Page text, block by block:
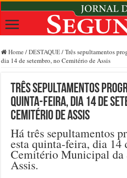
Home /DESTAQUE/Três sepultamentos
dia 14 de setembro, no Cemitério de Assis
Três sepultamentos
quinta-feira, dia 14 de
Cemitério de Assis
Há três sepultamentos
esta quinta-feira, dia 14
Cemitério Municipal da
Assis.